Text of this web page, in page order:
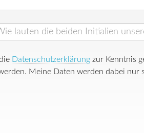
Datenschutzerklärung zur Kenntnis
Meine Daten werden dabei